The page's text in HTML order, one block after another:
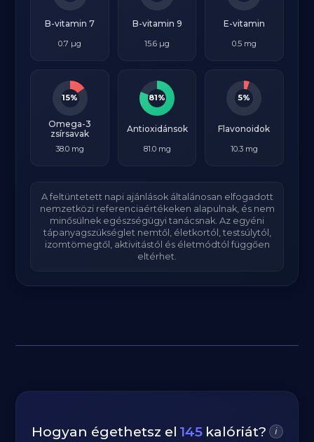
B-vitamin 7
0.7 µg
B-vitamin 9
15.6 µg
E-vitamin
0.5 mg
15%
Omega-3
zsírsavak
38.0 mg
81%
Antioxidánsok
81.0 mg
5%
Flavonoidok
10.3 mg
A feltüntetett napi ajánlások általánosan elfogadott
nemzetközi referenciaértékeken alapulnak, és nem
minősülnek egészségügyi tanácsnak. Az egyéni
tápanyagszükséglet nemtől, életkortól, testsúlytól,
izomtömegtől, aktivitástól és életmódtól függően
eltérhet.
Hogyan égethetsz el 145 kalóriát? i